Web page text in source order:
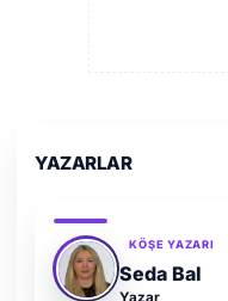
YAZARLAR
KÖŞE YAZARI
Adem Demir
Yazar